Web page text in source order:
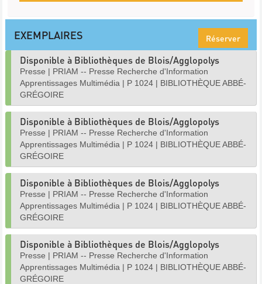
EXEMPLAIRES Réserver
Disponible à Bibliothèques de Blois/Agglopolys
Presse | PRIAM -- Presse Recherche d'Information
Apprentissages Multimédia | P 1024 | BIBLIOTHÈQUE ABBÉ-
GRÉGOIRE
Disponible à Bibliothèques de Blois/Agglopolys
Presse | PRIAM -- Presse Recherche d'Information
Apprentissages Multimédia | P 1024 | BIBLIOTHÈQUE ABBÉ-
GRÉGOIRE
Disponible à Bibliothèques de Blois/Agglopolys
Presse | PRIAM -- Presse Recherche d'Information
Apprentissages Multimédia | P 1024 | BIBLIOTHÈQUE ABBÉ-
GRÉGOIRE
Disponible à Bibliothèques de Blois/Agglopolys
Presse | PRIAM -- Presse Recherche d'Information
Apprentissages Multimédia | P 1024 | BIBLIOTHÈQUE ABBÉ-
GRÉGOIRE